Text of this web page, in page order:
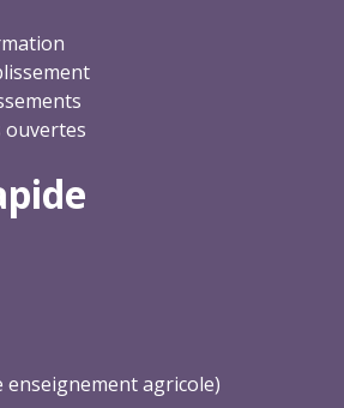
ouvertes
enseignement agricole)